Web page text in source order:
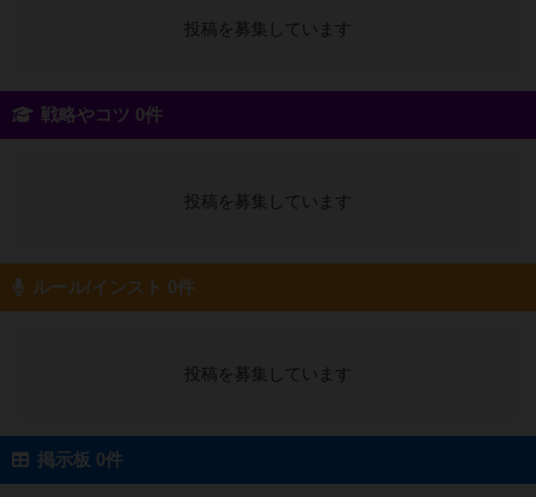
投稿を募集しています
戦略やコツ 0件
投稿を募集しています
ルール/インスト 0件
投稿を募集しています
掲示板 0件